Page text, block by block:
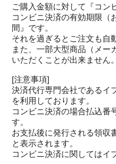
ご購入金額に対して『コン
コンビニ決済の有効期限（
間』です。
それを過ぎるとご注文も自
また、一部大型商品（メー
いただくことが出来ません。
[注意事項]
決済代行専門会社であるイ
を利用しております。
コンビニ決済の場合払込番
す。
お支払後に発行される領収
と表示されます。
コンビニ決済に関してはイ